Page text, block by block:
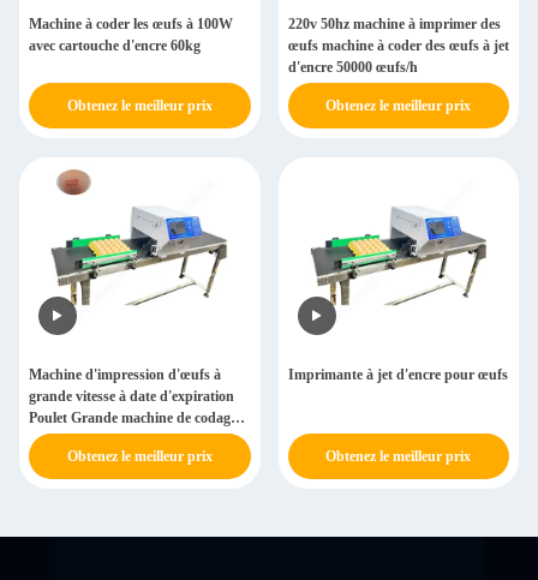
Machine à coder les œufs à 100W
avec cartouche d'encre 60kg
Obtenez le meilleur prix
220v 50hz machine à imprimer des
œufs machine à coder des œufs à jet
d'encre 50000 œufs/h
Obtenez le meilleur prix
Machine d'impression d'œufs à
grande vitesse à date d'expiration
Poulet Grande machine de codage
d'œufs 48500 œufs/h
Obtenez le meilleur prix
Imprimante à jet d'encre pour œufs
Obtenez le meilleur prix